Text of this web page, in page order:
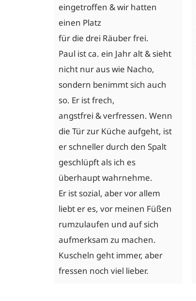
eingetroffen & wir hatten
einen Platz
für die drei Räuber frei.
Paul ist ca. ein Jahr alt & sieht
nicht nur aus wie Nacho,
sondern benimmt sich auch
so. Er ist frech,
angstfrei & verfressen. Wenn
die Tür zur Küche aufgeht, ist
er schneller durch den Spalt
geschlüpft als ich es
überhaupt wahrnehme.
Er ist sozial, aber vor allem
liebt er es, vor meinen Füßen
rumzulaufen und auf sich
aufmerksam zu machen.
Kuscheln geht immer, aber
fressen noch viel lieber.